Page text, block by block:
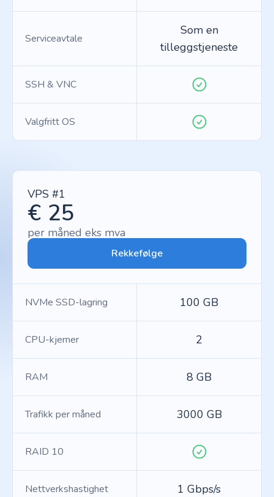
Serviceavtale
Som en
tilleggstjeneste
SSH & VNC
Valgfritt OS
VPS #1
€ 25
per måned eks mva
Rekkefølge
NVMe SSD-lagring 100 GB
CPU-kjerner 2
RAM 8 GB
Trafikk per måned 3000 GB
RAID 10
Nettverkshastighet 1 Gbps/s